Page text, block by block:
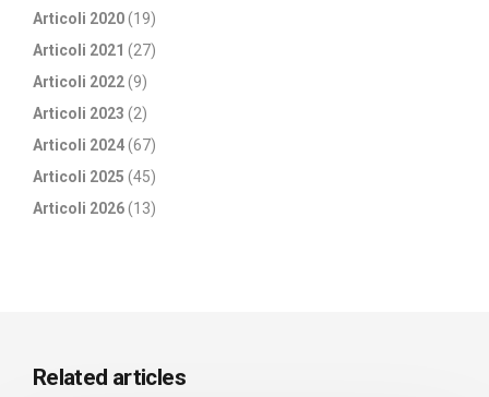
Articoli 2020(19)
Articoli 2021 (27)
Articoli 2022(9)
Articoli 2023 (2)
Articoli 2024(67)
Articoli 2025 (45)
Articoli 2026(13)
Related articles